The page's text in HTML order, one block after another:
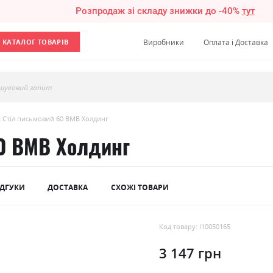
Розпродаж зі складу знижки до -40% тут
КАТАЛОГ ТОВАРІВ Виробники Оплата і Доставка
запит
Стіл письмовий 60 ВМВ Холдинг
ВМВ Холдинг
ДОСТАВКА СХОЖІ ТОВАРИ
Код товару: l10050165
3 147 грн